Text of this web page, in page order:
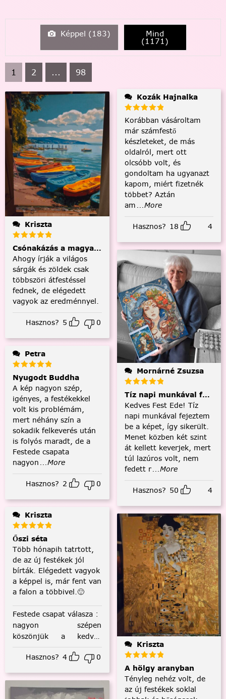
Képpel (183) Mind
(1171)
1 2 ... 98
Kriszta
Csónakázás a magyar tengeren
Ahogy írják a világos
sárgák és zöldek csak
többszöri átfestéssel
fednek, de elégedett
vagyok az eredménnyel.
Hasznos? 5 0
Petra
Nyugodt Buddha
A kép nagyon szép,
igényes, a festékekkel
volt kis problémám,
mert néhány szín a
sokadik felkeverés után
is folyós maradt, de a
Festede csapata
nagyon ...More
Hasznos? 2 0
Kriszta
Őszi séta
Több hónapih tatrtott,
de az új festékek jól
bírták. Elégedett vagyok
a képpel is, már fent van
a falon a többivel.🙂
Festede csapat válasza :
nagyon szépen
köszönjük a kedves
visszajelzést! :)
Hasznos? 4 0
Kozák Hajnalka
Korábban vásároltam
már számfestő
készleteket, de más
oldalról, mert ott
olcsóbb volt, és
gondoltam ha ugyanazt
kapom, miért fizetnék
többet? Aztán
am ...More
Hasznos? 18 4
Mornárné Zsuzsa
Tíz napi munkával
Kedves Fest Ede! Tíz
napi munkával fejeztem
be a képet, így sikerült.
Menet közben két szint
át kellett keverjek, mert
túl lazúros volt, nem
fedett r...More
Hasznos? 50 4
Kriszta
A hölgy aranyban
Tényleg nehéz volt, de
az új festékek soklal